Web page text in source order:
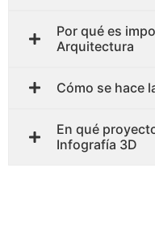
Por qué es
Arquitectura
Cómo se hace
En qué
Infografía 3D